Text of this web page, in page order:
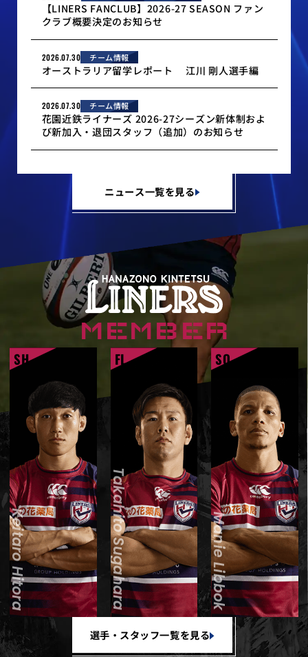
【LINERS FANCLUB】2026-27 SEASON ファン
クラブ概要決定のお知らせ
2026.07.30 チーム情報
オーストラリア留学レポート 江川 剛人選手編
2026.07.30 チーム情報
花園近鉄ライナーズ 2026-27シーズン新体制およ
び新加入・退団スタッフ（追加）のお知らせ
ニュース一覧を見る
MEMBER
選手・スタッフ一覧を見る
SH
Keitaro Hitora
FL
Takahito Sugahara
SO
Manie Libbok